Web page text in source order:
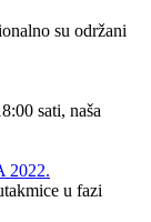
su održani
sati, naša
2022.
u fazi